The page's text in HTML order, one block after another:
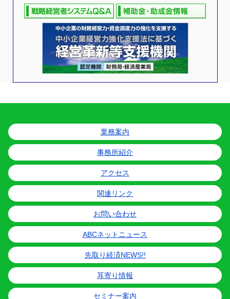
業務案内
事務所紹介
アクセス
関連リンク
お問い合わせ
ABCネットニュース
先取り経済NEWS!!
耳寄り情報
セミナー案内